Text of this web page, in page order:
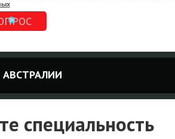
АВСТРАЛИИ
специальность